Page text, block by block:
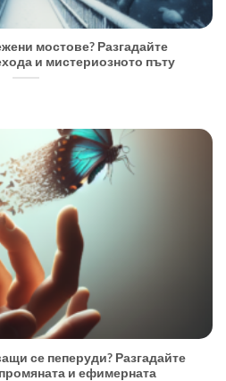
мостове? Разгадайте
и мистериозното пъту
се пеперуди? Разгадайте
и ефимерната